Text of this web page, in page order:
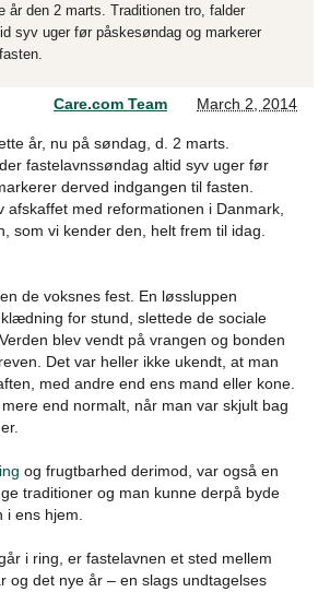
år den 2 marts. Traditionen tro, falder
syv uger før påskesøndag og markerer
Care.com Team March 2, 2014
år, nu på søndag, d. 2 marts.
fastelavnssøndag altid syv uger før
derved indgangen til fasten.
afskaffet med reformationen i Danmark,
som vi kender den, helt frem til idag.
de voksnes fest. En løssluppen
for stund, slettede de sociale
blev vendt på vrangen og bonden
Det var heller ikke ukendt, at man
med andre end ens mand eller kone.
end normalt, når man var skjult bag
og frugtbarhed derimod, var også en
traditioner og man kunne derpå byde
i ens hjem.
i ring, er fastelavnen et sted mellem
og det nye år – en slags undtagelses